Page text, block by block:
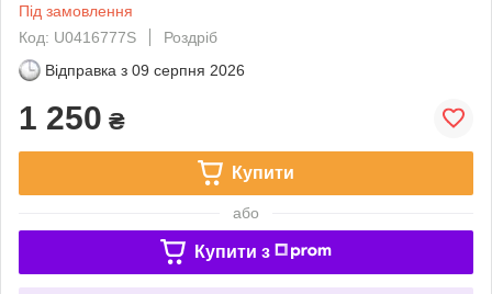
Під замовлення
Код: U0416777S
Роздріб
Відправка з 09 серпня 2026
1 250 ₴
Купити
або
Купити з